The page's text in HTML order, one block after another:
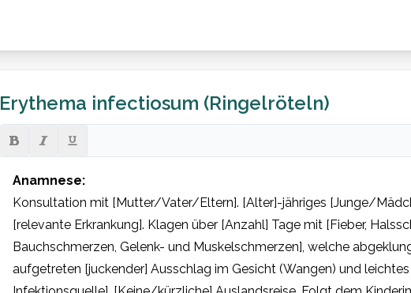
Erythema infectiosum (Ringelröteln)
Anamnese:
Konsultation mit [Mutter/Vater/Eltern]. [Alter]-jähriges [Junge/
[relevante Erkrankung]. Klagen über [Anzahl] Tage mit [Fieber,
Bauchschmerzen, Gelenk- und Muskelschmerzen], welche
aufgetreten [juckender] Ausschlag im Gesicht (Wangen) und